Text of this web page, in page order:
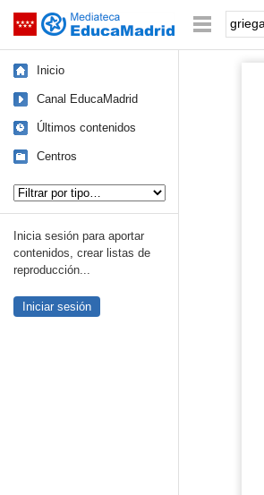
Saltar navegación
Inicio
Canal EducaMadrid
Últimos contenidos
Centros
Inicia sesión para aportar
contenidos, crear listas de
reproducción...
Iniciar sesión